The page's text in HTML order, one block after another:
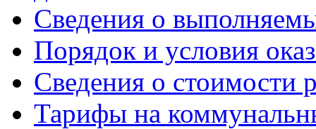
Сведения о
Порядок и условия
Сведения о стоимости
Тарифы на